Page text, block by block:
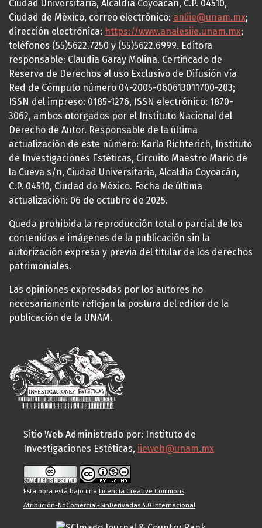
Ciudad Universitaria, Alcaldía Coyoacán, C.P. 04510,
Ciudad de México, correo electrónico: anliie@unam.mx;
dirección electrónica: https://www.analesiie.unam.mx;
teléfonos (55)5622.7250 y (55)5622.6999. Editora
responsable: Claudia Garay Molina. Certificado de
Reserva de Derechos al uso Exclusivo de Difusión vía
Red de Cómputo número 04-2005-060613011700-203;
ISSN del impreso: 0185-1276, ISSN electrónico: 1870-
3062, ambos otorgados por el Instituto Nacional del
Derecho de Autor. Responsable de la última
actualización de este número: Karla Richterich, Instituto
de Investigaciones Estéticas, Circuito Maestro Mario de
la Cueva s/n, Ciudad Universitaria, Alcaldía Coyoacán,
C.P. 04510, Ciudad de México. Fecha de última
actualización: 06 de octubre de 2025.
Queda prohibida la reproducción total o parcial de los
contenidos e imágenes de la publicación sin la
autorización expresa y previa del titular de los derechos
patrimoniales.
Las opiniones expresadas por los autores no
necesariamente reflejan la postura del editor de la
publicación de la UNAM.
Sitio Web Administrado por: Instituto de
Investigaciones Estéticas, iieweb@unam.mx
Esta obra está bajo una Licencia Creative Commons
Atribución-NoComercial-SinDerivadas 4.0 Internacional.